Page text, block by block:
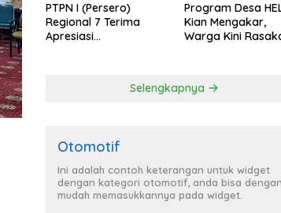
PTPN I (Persero)
Regional 7 Terima
Apresiasi
Program Desa
Kian Mengakar,
Warga Kini
Selengkapnya
Otomotif
Ini adalah contoh keterangan untuk widget
dengan kategori otomotif, anda bisa dengan
mudah memasukkannya pada widget.